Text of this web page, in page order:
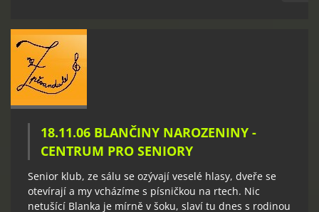
18.11.06 BLANČINY NAROZENINY -
CENTRUM PRO SENIORY
Senior klub, ze sálu se ozývají veselé hlasy, dveře se
otevírají a my vcházíme s písničkou na rtech. Nic
netušící Blanka je mírně v šoku, slaví tu dnes s rodinou